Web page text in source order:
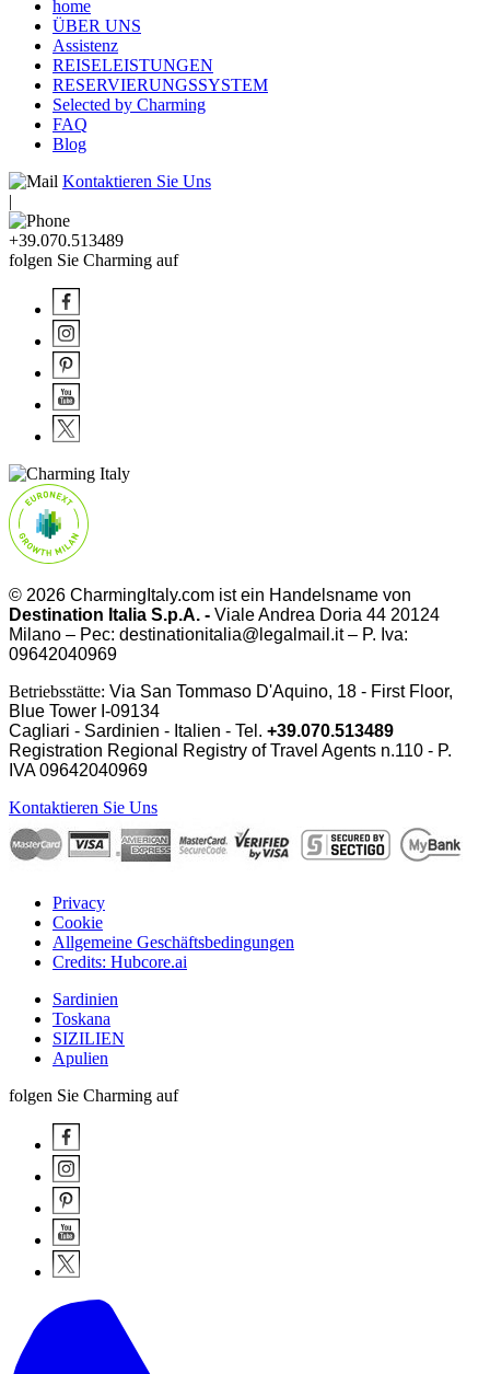
home
ÜBER UNS
Assistenz
REISELEISTUNGEN
RESERVIERUNGSSYSTEM
Selected by Charming
FAQ
Blog
Kontaktieren Sie Uns
|
+39.070.513489
folgen Sie Charming auf
© 2026 CharmingItaly.com ist ein Handelsname von
Destination Italia S.p.A. - Viale Andrea Doria 44 20124
Milano – Pec: destinationitalia@legalmail.it – P. Iva:
09642040969
Betriebsstätte: Via San Tommaso D'Aquino, 18 - First Floor,
Blue Tower I-09134
Cagliari - Sardinien - Italien - Tel. +39.070.513489
Registration Regional Registry of Travel Agents n.110 - P.
IVA09642040969
Kontaktieren Sie Uns
Privacy
Cookie
Allgemeine Geschäftsbedingungen
Credits: Hubcore.ai
Sardinien
Toskana
SIZILIEN
Apulien
folgen Sie Charming auf